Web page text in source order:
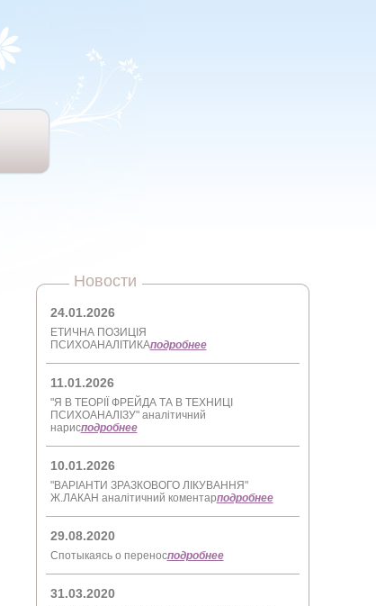
Новости
24.01.2026
ЕТИЧНА ПОЗИЦІЯ
ПСИХОАНАЛІТИКАподробнее
11.01.2026
"Я В ТЕОРІЇ ФРЕЙДА ТА В ТЕХНИЦІ
ПСИХОАНАЛІЗУ" аналітичний
нарисподробнее
10.01.2026
"ВАРІАНТИ ЗРАЗКОВОГО ЛІКУВАННЯ"
Ж.ЛАКАН аналітичний коментарподробнее
29.08.2020
Спотыкаясь о переносподробнее
31.03.2020